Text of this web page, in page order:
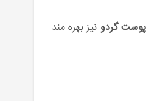
پوست گردو نیز بهره مند